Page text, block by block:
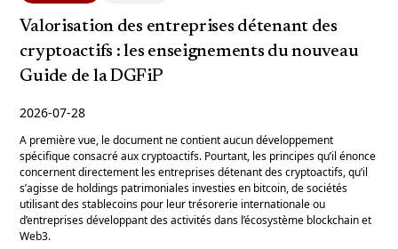
Valorisation des entreprises détenant des
cryptoactifs : les enseignements du nouveau
Guide de la DGFiP
2026-07-28
A première vue, le document ne contient aucun développement
spécifique consacré aux cryptoactifs. Pourtant, les principes qu’il énonce
concernent directement les entreprises détenant des cryptoactifs, qu’il
s’agisse de holdings patrimoniales investies en bitcoin, de sociétés
utilisant des stablecoins pour leur trésorerie internationale ou
d’entreprises développant des activités dans l’écosystème blockchain et
Web3.